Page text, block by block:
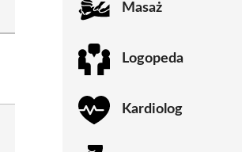
Masaż
Logopeda
Kardiolog